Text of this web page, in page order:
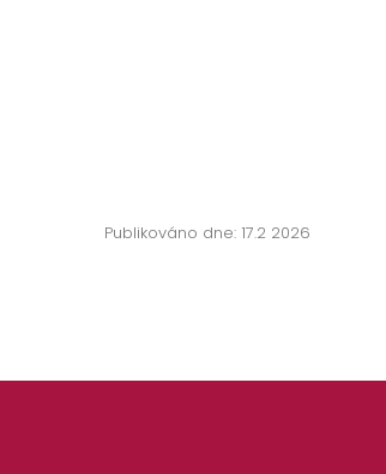
Publikováno dne: 17.2 2026